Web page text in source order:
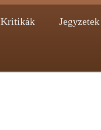
Kritikák Jegyzetek